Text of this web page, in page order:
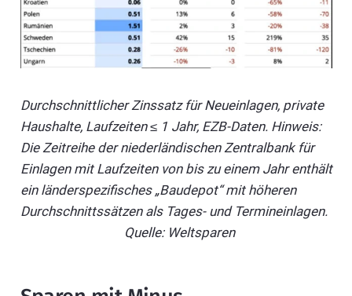
Durchschnittlicher Zinssatz für Neueinlagen, private
Haushalte, Laufzeiten ≤ 1 Jahr, EZB-Daten. Hinweis:
Die Zeitreihe der niederländischen Zentralbank für
Einlagen mit Laufzeiten von bis zu einem Jahr enthält
ein länderspezifisches „Baudepot“ mit höheren
Durchschnittssätzen als Tages- und Termineinlagen.
Quelle: Weltsparen